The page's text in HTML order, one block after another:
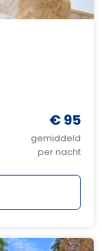
€ 95
gemiddeld
per nacht